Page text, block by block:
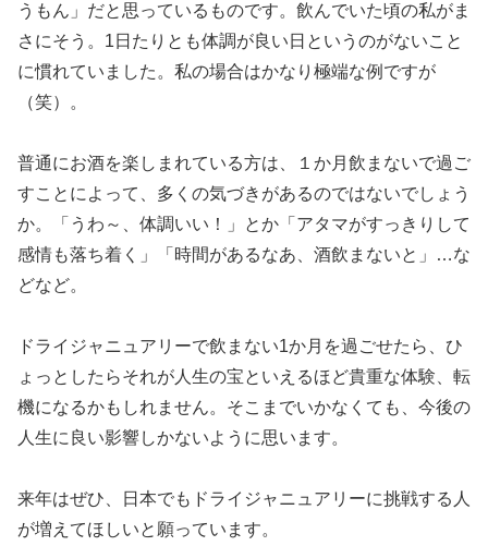
うもん」だと思っているものです。飲んでいた頃の私がま
さにそう。1日たりとも体調が良い日というのがないこと
に慣れていました。私の場合はかなり極端な例ですが
（笑）。
普通にお酒を楽しまれている方は、１か月飲まないで過ご
すことによって、多くの気づきがあるのではないでしょう
か。「うわ～、体調いい！」とか「アタマがすっきりして
感情も落ち着く」「時間があるなあ、酒飲まないと」…な
どなど。
ドライジャニュアリーで飲まない1か月を過ごせたら、ひ
ょっとしたらそれが人生の宝といえるほど貴重な体験、転
機になるかもしれません。そこまでいかなくても、今後の
人生に良い影響しかないように思います。
来年はぜひ、日本でもドライジャニュアリーに挑戦する人
が増えてほしいと願っています。